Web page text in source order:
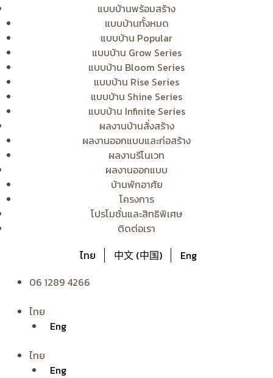
แบบบ้านพร้อมสร้าง
แบบบ้านทั้งหมด
แบบบ้าน Popular
แบบบ้าน Grow Series
แบบบ้าน Bloom Series
แบบบ้าน Rise Series
แบบบ้าน Shine Series
แบบบ้าน Infinite Series
ผลงานบ้านสั่งสร้าง
ผลงานออกแบบและก่อสร้าง
ผลงานรีโนเวท
ผลงานออกแบบ
บ้านพักอาศัย
โครงการ
โปรโมชั่นและสิทธิพิเศษ
ติดต่อเรา
ไทย
中文 (中国)
Eng
06 1289 4266
ไทย
Eng
ไทย
Eng